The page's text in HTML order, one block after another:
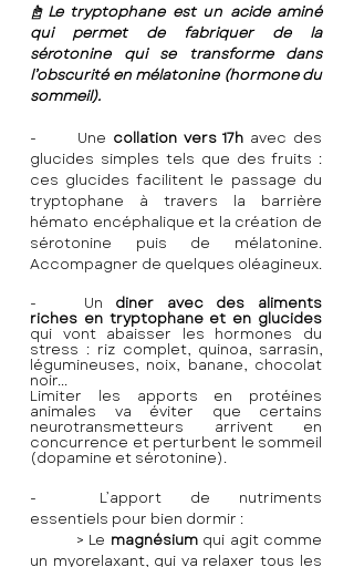
☝️Le tryptophane est un acide aminé
qui permet de fabriquer de la
sérotonine qui se transforme dans
l’obscurité en mélatonine (hormone du
sommeil).
-	Une collation vers 17h avec des
glucides simples tels que des fruits :
ces glucides facilitent le passage du
tryptophane à travers la barrière
hémato encéphalique et la création de
sérotonine puis de mélatonine.
Accompagner de quelques oléagineux.
-	Un diner avec des aliments
riches en tryptophane et en glucides
qui vont abaisser les hormones du
stress : riz complet, quinoa, sarrasin,
légumineuses, noix, banane, chocolat
noir...
Limiter les apports en protéines
animales va éviter que certains
neurotransmetteurs arrivent en
concurrence et perturbent le sommeil
(dopamine et sérotonine).
-	L’apport de nutriments
essentiels pour bien dormir :
	> Le
magnésium qui agit comme
un myorelaxant, qui va relaxer tous les